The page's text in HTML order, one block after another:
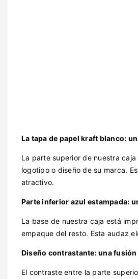
La tapa de papel kraft blanco:
La parte superior de nuestra
logotipo o diseño de su marca.
atractivo.
Parte inferior azul estampada:
La base de nuestra caja está
empaque del resto. Esta audaz
Diseño contrastante: una
El contraste entre la parte